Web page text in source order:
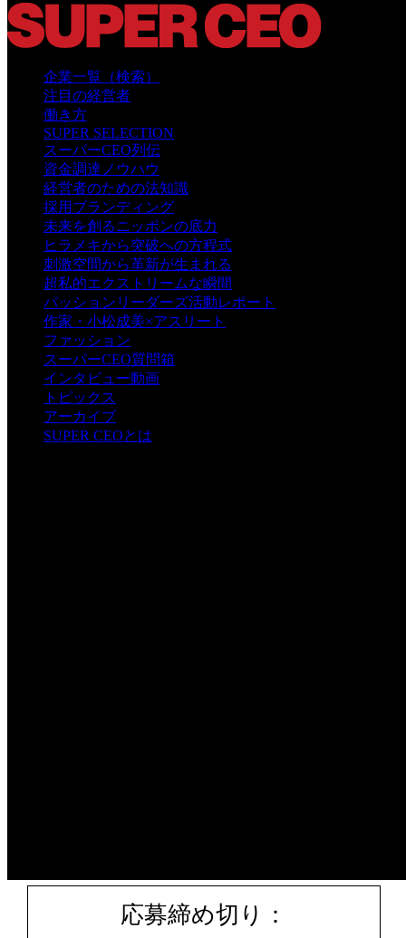
企業一覧（検索）
注目の経営者
働き方
SUPER SELECTION
スーパーCEO列伝
資金調達ノウハウ
経営者のための法知識
採用ブランディング
未来を創るニッポンの底力
ヒラメキから突破への方程式
刺激空間から革新が生まれる
超私的エクストリームな瞬間
パッションリーダーズ活動レポート
作家・小松成美×アスリート
ファッション
スーパーCEO質問箱
インタビュー動画
トピックス
アーカイブ
SUPER CEOとは
2011年設立、現在会員数4,000名を有す
る経営者交流会「パッションリーダー
ズ」は、各業界のトップ起業家たちが
集い、次代を担うリーダーたちと交流
することにより成長し合う組織。10月
30日（火）に開催される定例セミナー
にSHOWROOM株式会社代表取締約社
長・前田裕二氏がご登壇。このセミナ
ーに10名様をご招待します。
応募締め切り：